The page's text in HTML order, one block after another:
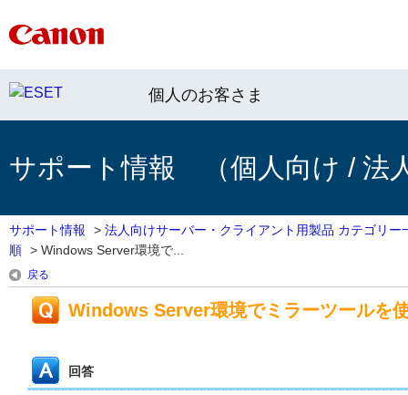
個人のお客さま
サポート情報 （個人向け / 法
サポート情報 > 法人向けサーバー・クライアント用製品 カテゴリー
順 > Windows Server環境で...
戻る
Windows Server環境でミラーツールを
回答